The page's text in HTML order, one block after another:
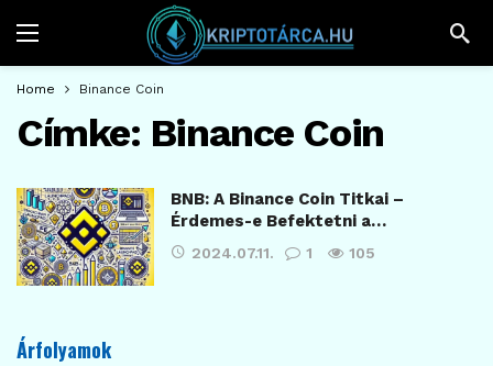
Home Binance Coin
Címke: Binance Coin
BNB: A Binance Coin Titkai –
Érdemes-e Befektetni a…
2024.07.11. 1 105
Árfolyamok